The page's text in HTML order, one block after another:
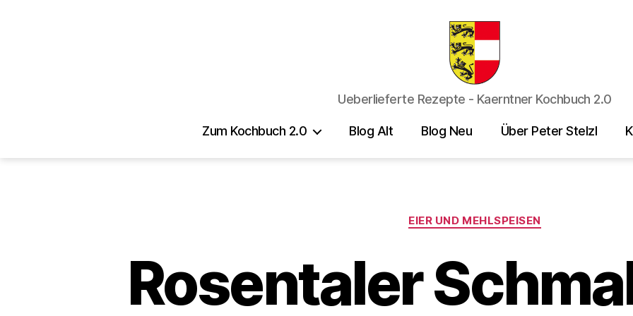
Kaerntner
Kueche
Ueberlieferte Rezepte - Kaerntner Kochbuch 2.0
Zum Kochbuch 2.0 Blog Alt Blog Neu Über Peter Stelzl
Kategorien
EIER UND MEHLSPEISEN
Rosentaler